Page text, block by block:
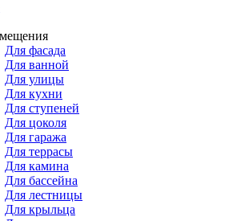
Для фасада
Для ванной
Для улицы
Для кухни
Для ступеней
Для цоколя
Для гаража
Для террасы
Для камина
Для бассейна
Для лестницы
Для крыльца